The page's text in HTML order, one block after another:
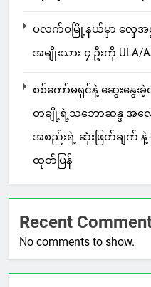
ပလက်ဝမြို့နယ်မှာ လှေအ
အမျိုးသား ၄ ဦးကို
စစ်ကော်မရှင်နဲ့ ဆွေးနွေးခဲ့
တချို့ရဲ့သဘောဆန္ဒ အလျ
အစည်းရဲ့ ဆုံးဖြတ်ချက် နဲ့
ထုတ်ပြန်
Recent
No comments to show.